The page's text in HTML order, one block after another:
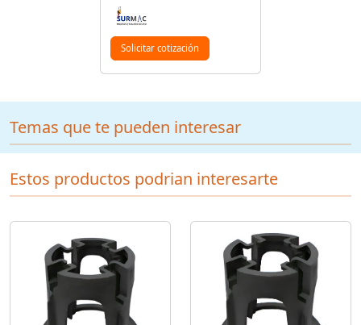
Solicitar cotización
Temas que te pueden interesar
Estos productos podrian interesarte